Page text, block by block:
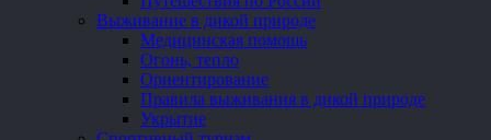
Выживание в дикой природе
Медицинская помощь
Огонь, тепло
Ориентирование
Правила выживания в дикой природе
Укрытие